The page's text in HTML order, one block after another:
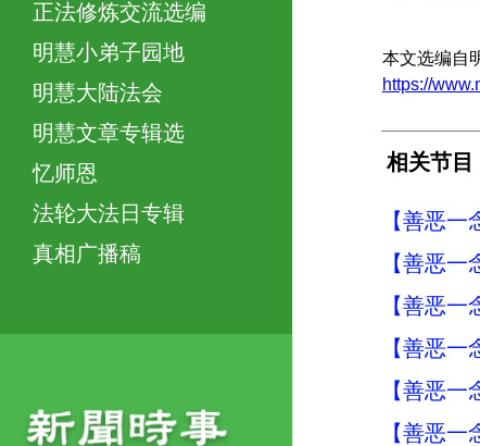
正法修炼交流选编
明慧小弟子园地
明慧大陆法会
明慧文章专辑选
忆师恩
法轮大法日专辑
真相广播稿
本文选编自
https://
相关节目
【善恶
【善恶
【善恶
【善恶
【善恶
【善恶